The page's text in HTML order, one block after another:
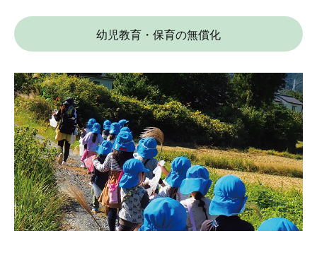
幼児教育・保育の無償化